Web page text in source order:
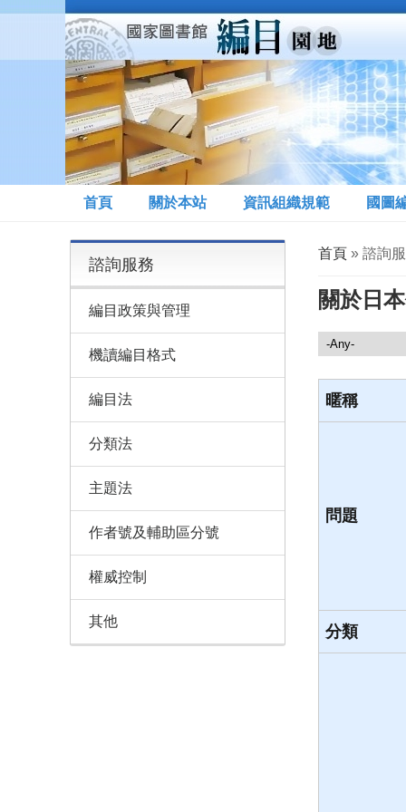
移至主內容
首頁 關於本站 資訊組織規範 國圖
您在這裡
首頁» 諮詢
關於日
諮詢服務
暱稱
問題
分類
諮詢服務
編目政策與管理
機讀編目格式
編目法
分類法
主題法
作者號及輔助區分號
權威控制
其他